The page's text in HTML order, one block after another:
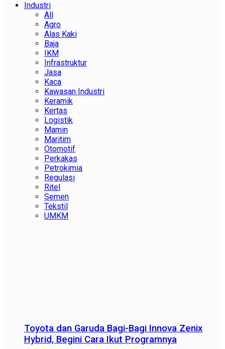
Industri
All
Agro
Alas Kaki
Baja
IKM
Infrastruktur
Jasa
Kaca
Kawasan Industri
Keramik
Kertas
Logistik
Mamin
Maritim
Otomotif
Perkakas
Petrokimia
Regulasi
Ritel
Semen
Tekstil
UMKM
Toyota dan Garuda Bagi-Bagi Innova Zenix
Hybrid, Begini Cara Ikut Programnya